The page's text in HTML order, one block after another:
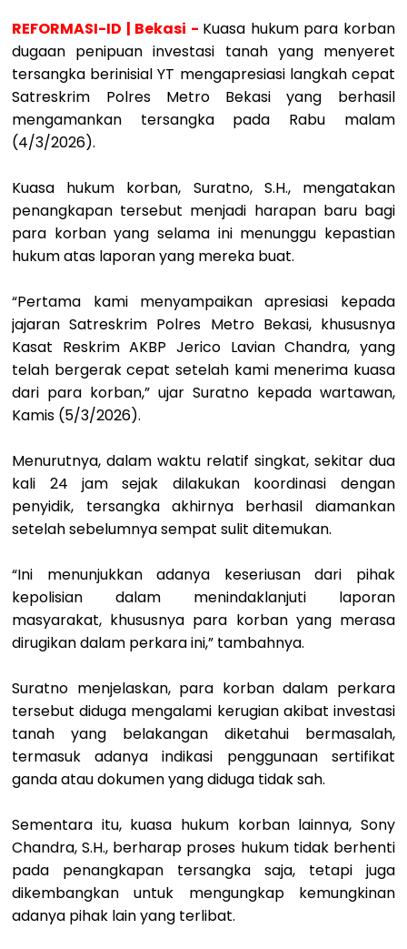
REFORMASI-ID | Bekasi - Kuasa hukum para korban
dugaan penipuan investasi tanah yang menyeret
tersangka berinisial YT mengapresiasi langkah cepat
Satreskrim Polres Metro Bekasi yang berhasil
mengamankan tersangka pada Rabu malam
(4/3/2026).
Kuasa hukum korban, Suratno, S.H., mengatakan
penangkapan tersebut menjadi harapan baru bagi
para korban yang selama ini menunggu kepastian
hukum atas laporan yang mereka buat.
“Pertama kami menyampaikan apresiasi kepada
jajaran Satreskrim Polres Metro Bekasi, khususnya
Kasat Reskrim AKBP Jerico Lavian Chandra, yang
telah bergerak cepat setelah kami menerima kuasa
dari para korban,” ujar Suratno kepada wartawan,
Kamis (5/3/2026).
Menurutnya, dalam waktu relatif singkat, sekitar dua
kali 24 jam sejak dilakukan koordinasi dengan
penyidik, tersangka akhirnya berhasil diamankan
setelah sebelumnya sempat sulit ditemukan.
“Ini menunjukkan adanya keseriusan dari pihak
kepolisian dalam menindaklanjuti laporan
masyarakat, khususnya para korban yang merasa
dirugikan dalam perkara ini,” tambahnya.
Suratno menjelaskan, para korban dalam perkara
tersebut diduga mengalami kerugian akibat investasi
tanah yang belakangan diketahui bermasalah,
termasuk adanya indikasi penggunaan sertifikat
ganda atau dokumen yang diduga tidak sah.
Sementara itu, kuasa hukum korban lainnya, Sony
Chandra, S.H., berharap proses hukum tidak berhenti
pada penangkapan tersangka saja, tetapi juga
dikembangkan untuk mengungkap kemungkinan
adanya pihak lain yang terlibat.